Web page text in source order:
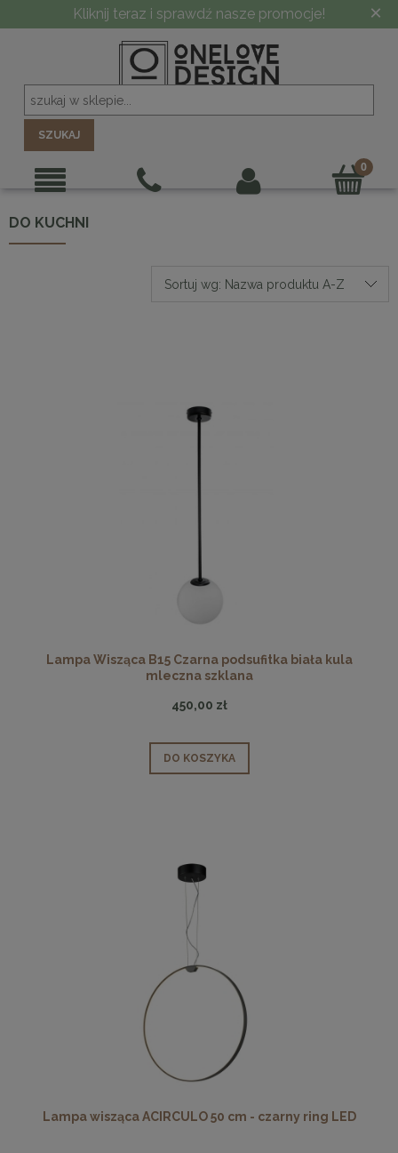
Kliknij teraz i sprawdź nasze promocje! ×
SZUKAJ
DO KUCHNI
Sortuj wg: Nazwa produktu A-Z
Lampa Wisząca B15 Czarna podsufitka biała kula
mleczna szklana
450,00 zł
DO KOSZYKA
Lampa wisząca ACIRCULO 50 cm - czarny ring LED